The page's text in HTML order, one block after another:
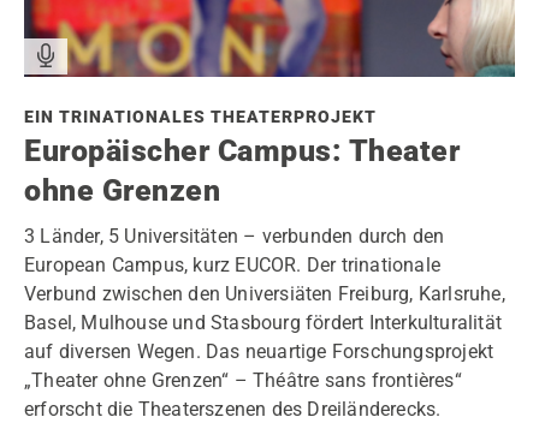
EIN TRINATIONALES THEATERPROJEKT
Europäischer Campus: Theater
ohne Grenzen
3 Länder, 5 Universitäten – verbunden durch den
European Campus, kurz EUCOR. Der trinationale
Verbund zwischen den Universiäten Freiburg, Karlsruhe,
Basel, Mulhouse und Stasbourg fördert Interkulturalität
auf diversen Wegen. Das neuartige Forschungsprojekt
„Theater ohne Grenzen“ – Théâtre sans frontières“
erforscht die Theaterszenen des Dreiländerecks.